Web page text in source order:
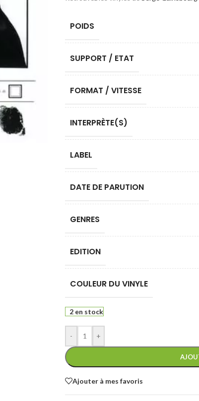
POIDS
SUPPORT / ETAT
FORMAT / VITESSE
INTERPRÈTE(S)
LABEL
DATE DE PARUTION
GENRES
EDITION
COULEUR DU VINYLE
2 en stock
- +
Ajouter à mes favoris